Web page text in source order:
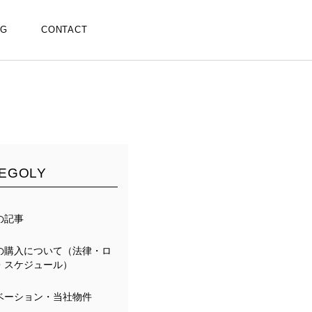
CONTACT
記事
購入について（法律・ロ
スケジュール）
ーション・当社物件